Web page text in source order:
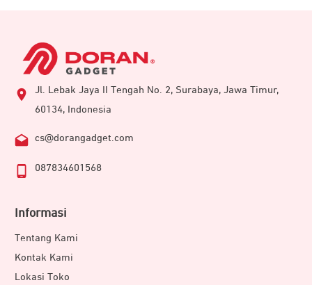
Jl. Lebak Jaya II Tengah No. 2, Surabaya, Jawa Timur,
60134, Indonesia
cs@dorangadget.com
087834601568
Informasi
Tentang Kami
Kontak Kami
Lokasi Toko